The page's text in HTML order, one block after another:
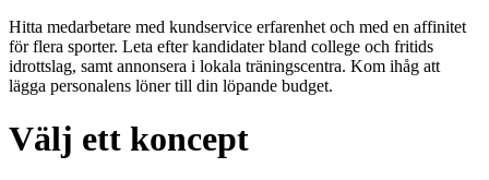
Hitta medarbetare med kundservice erfarenhet och med en affinitet
för flera sporter. Leta efter kandidater bland college och fritids
idrottslag, samt annonsera i lokala träningscentra. Kom ihåg att
lägga personalens löner till din löpande budget.
Välj ett koncept